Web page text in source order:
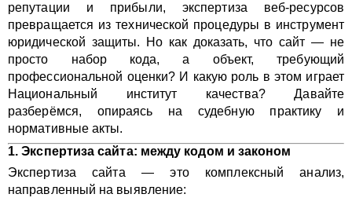
репутации и прибыли, экспертиза веб-ресурсов
превращается из технической процедуры в инструмент
юридической защиты. Но как доказать, что сайт — не
просто набор кода, а объект, требующий
профессиональной оценки? И какую роль в этом играет
Национальный институт качества? Давайте
разберёмся, опираясь на судебную практику и
нормативные акты.
1. Экспертиза сайта: между кодом и законом
Экспертиза сайта — это комплексный анализ,
направленный на выявление: